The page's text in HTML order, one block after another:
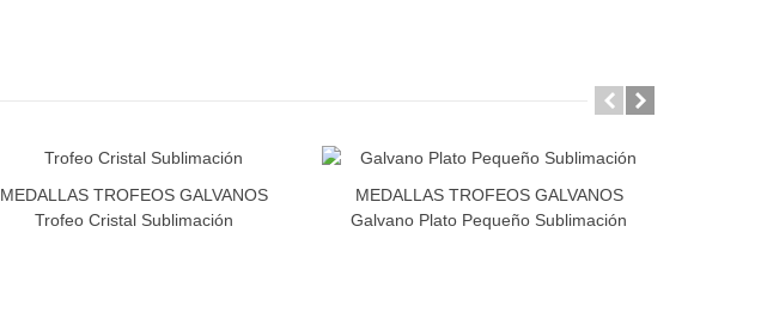
MEDALLAS TROFEOS GALVANOS
Trofeo Cristal Sublimación
MEDALLAS TROFEOS GALVANOS
Galvano Plato Pequeño Sublimación